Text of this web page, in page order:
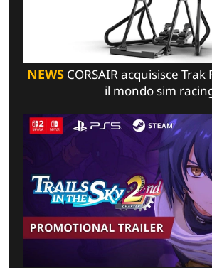
NEWSCORSAIR acquisisce Trak
il mondo sim